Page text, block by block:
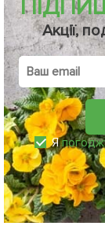
Акції,
Я